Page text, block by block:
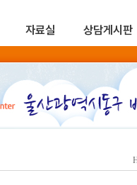
자료실 상담게시판